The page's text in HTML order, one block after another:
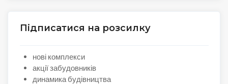
Підписатися на розсилку
нові комплекси
акції забудовників
динамика будівництва